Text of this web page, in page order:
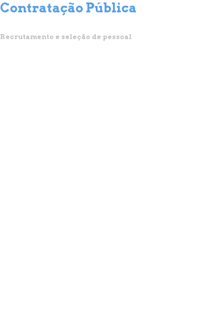
Contratação Pública
Recrutamento e seleção de pessoal